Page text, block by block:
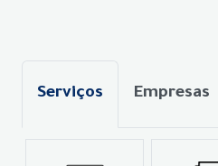
Serviços Empresas